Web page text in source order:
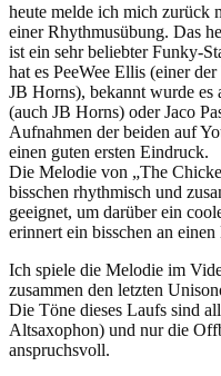
heute melde ich mich zurück
einer Rhythmusübung. Das
ist ein sehr beliebter Funky-
hat es PeeWee Ellis (einer
JB Horns), bekannt wurde es
(auch JB Horns) oder Jaco
Aufnahmen der beiden auf
einen guten ersten Eindruck.
Die Melodie von „The
bisschen rhythmisch und
geeignet, um darüber ein
erinnert ein bisschen an einen
Ich spiele die Melodie im
zusammen den letzten
Die Töne dieses Laufs sind
Altsaxophon) und nur die
anspruchsvoll.